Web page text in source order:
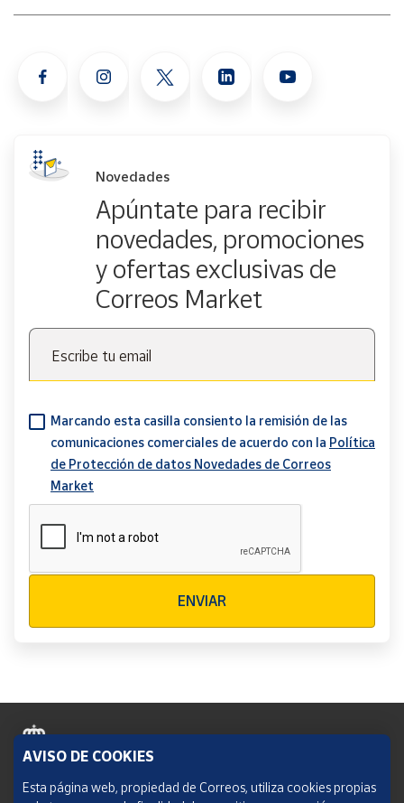
Novedades
Apúntate para recibir
novedades, promociones
y ofertas exclusivas de
Correos Market
Escribe tu email
Marcando esta casilla consiento la remisión de las
comunicaciones comerciales de acuerdo con la Política
de Protección de datos Novedades de Correos
Market
ENVIAR
Política de cookies
AVISO DE COOKIES
Esta página web, propiedad de Correos, utiliza cookies propias